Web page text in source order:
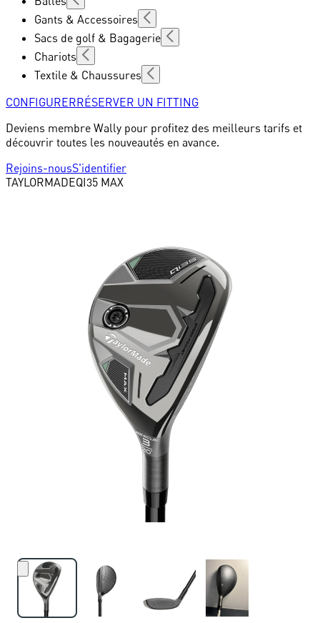
Gants & Accessoires
Sacs de golf & Bagagerie
Chariots
Textile & Chaussures
CONFIGURERRÉSERVER UN FITTING
Deviens membre Wally pour profitez des meilleurs tarifs et
découvrir toutes les nouveautés en avance.
Rejoins-nousS'identifier
TAYLORMADEQI35 MAX